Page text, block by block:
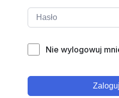
Nie wylogowuj